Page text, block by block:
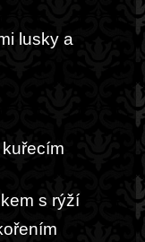
lusky a
s rýží